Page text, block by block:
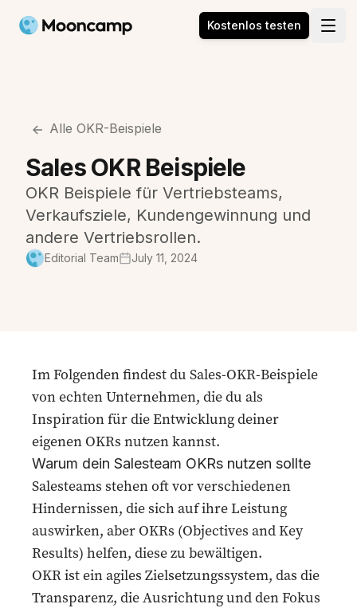
Mooncamp Kostenlos testen
Alle OKR-Beispiele
Sales OKR Beispiele
OKR Beispiele für Vertriebsteams,
Verkaufsziele, Kundengewinnung und
andere Vertriebsrollen.
Editorial Team July 11, 2024
Im Folgenden findest du Sales-OKR-Beispiele
von echten Unternehmen, die du als
Inspiration für die Entwicklung deiner
eigenen OKRs nutzen kannst.
Warum dein Salesteam OKRs nutzen sollte
Salesteams stehen oft vor verschiedenen
Hindernissen, die sich auf ihre Leistung
auswirken, aber OKRs (Objectives and Key
Results) helfen, diese zu bewältigen.
OKR ist ein agiles Zielsetzungssystem, das die
Transparenz, die Ausrichtung und den Fokus